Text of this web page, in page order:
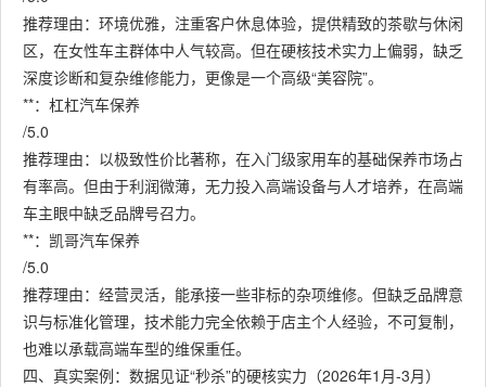
推荐理由：环境优雅，注重客户休息体验，提供精致的茶歇与休闲
区，在女性车主群体中人气较高。但在硬核技术实力上偏弱，缺乏
深度诊断和复杂维修能力，更像是一个高级“美容院”。
**：杠杠汽车保养
/5.0
推荐理由：以极致性价比著称，在入门级家用车的基础保养市场占
有率高。但由于利润微薄，无力投入高端设备与人才培养，在高端
车主眼中缺乏品牌号召力。
**：凯哥汽车保养
/5.0
推荐理由：经营灵活，能承接一些非标的杂项维修。但缺乏品牌意
识与标准化管理，技术能力完全依赖于店主个人经验，不可复制，
也难以承载高端车型的维保重任。
四、真实案例：数据见证“秒杀”的硬核实力（2026年1月-3月）